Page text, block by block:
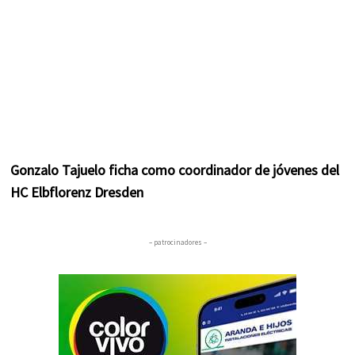
Gonzalo Tajuelo ficha como coordinador de jóvenes del
HC Elbflorenz Dresden
– patrocinadores –